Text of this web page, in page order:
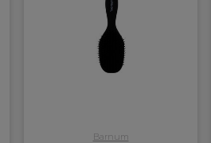
Barnum